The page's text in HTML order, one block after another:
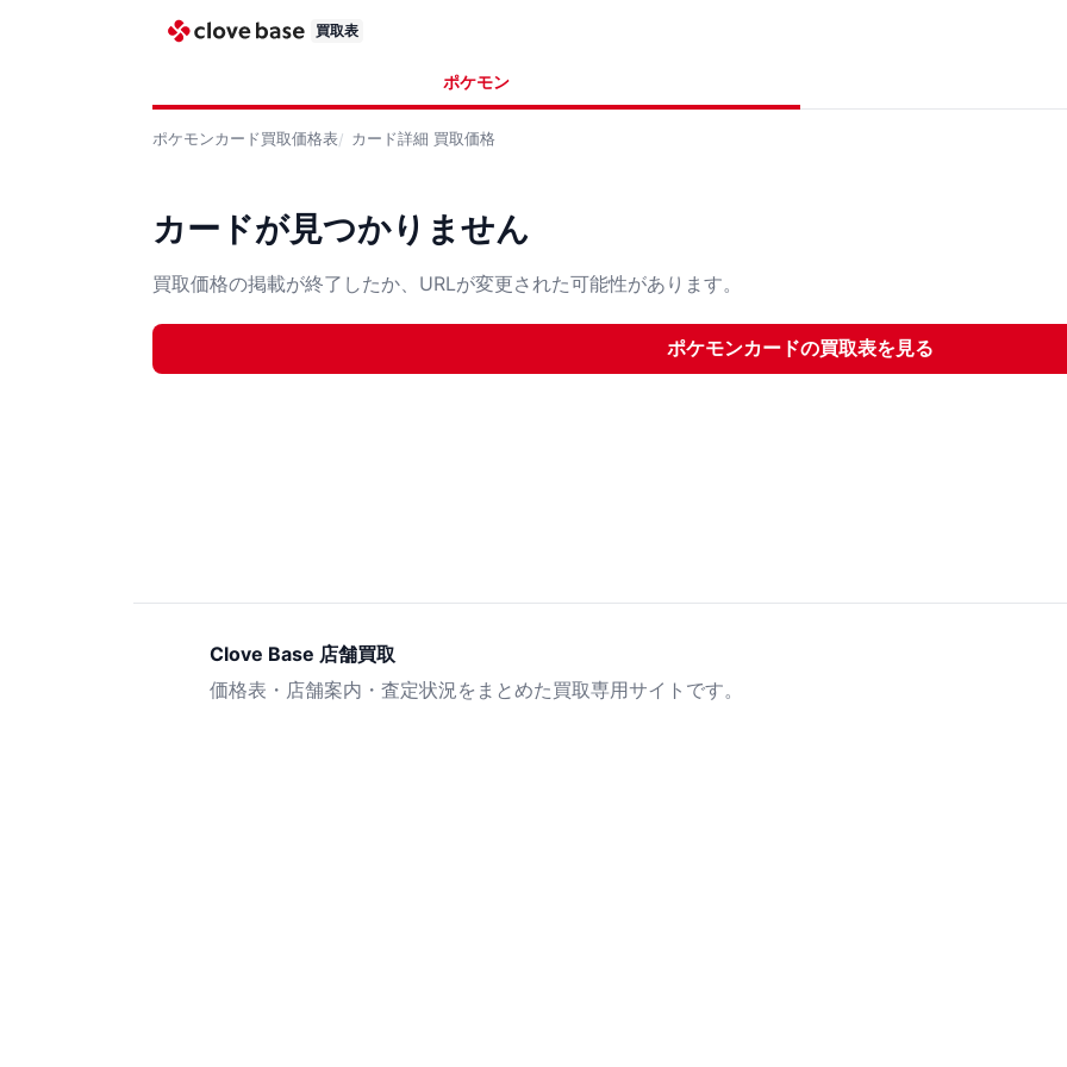
買取表
ポケモン
ポケモンカード買取価格表 カード詳細 買取価格
カードが見つかりません
買取価格の掲載が終了したか、URLが変更された可能性があります。
ポケモンカードの買取表を見る
Clove Base 店舗買取
価格表・店舗案内・査定状況をまとめた買取専用サイトです。